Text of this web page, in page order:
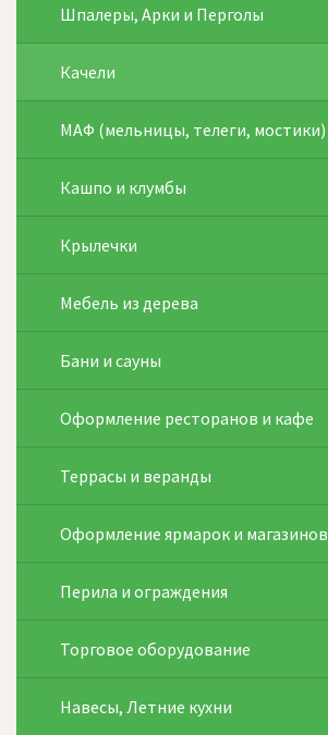
Шпалеры, Арки и Перголы
Качели
МАФ (мельницы, телеги, мостики)
Кашпо и клумбы
Крылечки
Мебель из дерева
Бани и сауны
Оформление ресторанов и кафе
Террасы и веранды
Оформление ярмарок и магазинов
Перила и ограждения
Торговое оборудование
Навесы, Летние кухни